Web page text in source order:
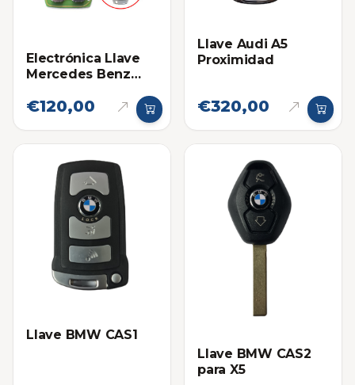
Electrónica Llave
Mercedes Benz
€120,00
Llave Audi A5
Proximidad
€320,00
Llave BMW CAS1
Llave BMW CAS2
para X5